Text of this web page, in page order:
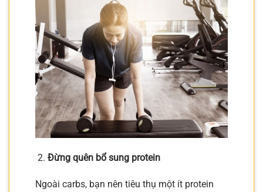
Đừng quên bổ sung protein
Ngoài carbs, bạn nên tiêu thụ một ít protein